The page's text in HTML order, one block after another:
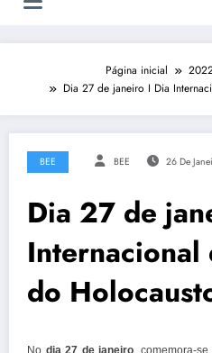
Página inicial
Dia 27 de janeiro I Dia
BEE BEE 26 De
Dia 27 de
Internacional
do